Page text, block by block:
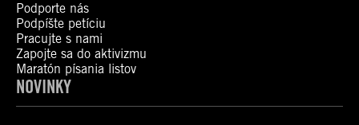
Podporte nás
Podpíšte petíciu
Pracujte s nami
Zapojte sa do aktivizmu
Maratón písania listov
NOVINKY